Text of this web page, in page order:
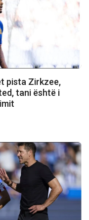
pista Zirkzee,
tani është i